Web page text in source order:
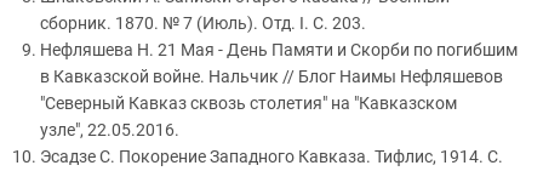
сборник. 1870. № 7 (Июль). Отд. I. С. 203.
Нефляшева Н. 21 Мая - День Памяти и Скорби по погибшим
в Кавказской войне. Нальчик // Блог Наимы Нефляшевов
"Северный Кавказ сквозь столетия" на "Кавказском
узле", 22.05.2016.
Эсадзе С. Покорение Западного Кавказа. Тифлис, 1914. С.